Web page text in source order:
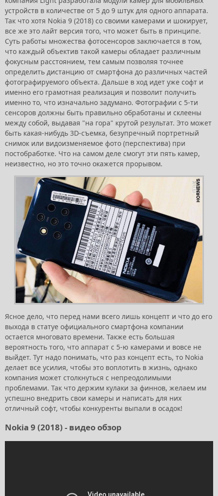
устройств в количестве от 5 до 9 штук для одного аппарата.
Так что хотя Nokia 9 (2018) со своими камерами и шокирует,
все же это лайт версия того, что может быть в принципе.
Суть работы множества фотосенсоров заключается в том,
что каждый объектив такой камеры обладает различным
фокусным расстоянием, тем самым позволяя точнее
определить дистанцию от смартфона до различных частей
фотографируемого объекта. Дальше в ход идет уже софт и
именно его грамотная реализация и позволит получить
именно то, что изначально задумано. Фотографии с 5-ти
сенсоров должны быть правильно обработаны и склеены
между собой, выдавая "на гора" крутой результат. Это может
быть какая-нибудь 3D-съемка, безупречный портретный
снимок или видоизменяемое фото (перспектива) при
постобработке. Что на самом деле смогут эти пять камер,
неизвестно, но это точно окажется прорывом.
Ясное дело, что перед нами всего лишь концепт и что до его
выхода в статуе официального смартфона компании
остается многовато времени. Также есть большая
вероятность того, что аппарат с 5-ю камерами и вовсе не
выйдет. Тут надо понимать, что раз концепт есть, то Nokia
делает все усилия, чтобы это воплотить в жизнь, однако
компания может столкнуться с непреодолимыми
проблемами. Так что держим кулаки за финнов, желаем им
успешно внедрить свои камеры и написать для них
отличный софт, чтобы конкуренты выпали в осадок!
Nokia 9 (2018) - видео обзор